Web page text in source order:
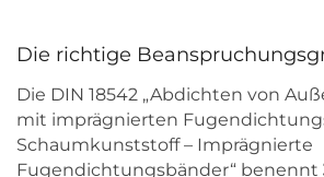
Die richtige
Die DIN 18542 „Abdichten von
mit imprägnierten
Schaumkunststoff – Imprägnierte
Fugendichtungsbänder“ benennt